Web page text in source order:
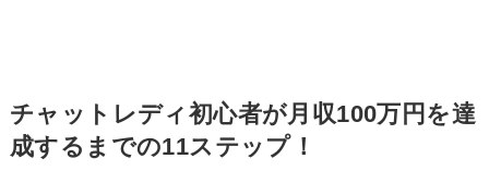
チャットレディ初心者が月収100万円を達
成するまでの11ステップ！